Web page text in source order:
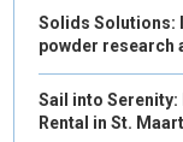
Solids Solutions:
powder research
Sail into Serenity:
Rental in St.